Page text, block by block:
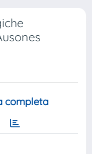
completa